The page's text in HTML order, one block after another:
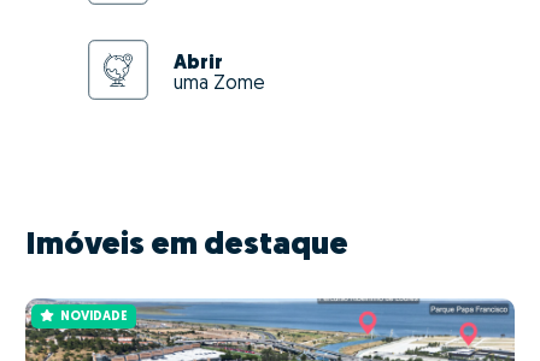
Abrir
uma Zome
Imóveis em destaque
NOVIDADE